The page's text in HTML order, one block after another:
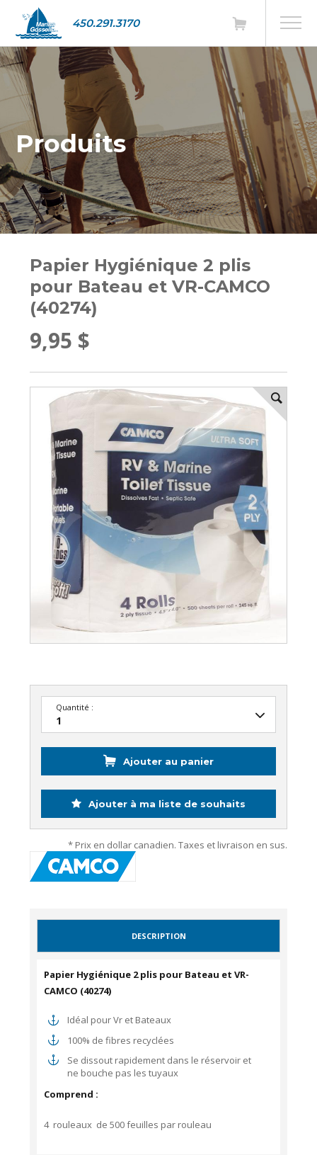
450.291.3170
Produits
Papier Hygiénique 2 plis
pour Bateau et VR-CAMCO
(40274)
9,95 $
Quantité :
Ajouter au panier
Ajouter à ma liste de souhaits
* Prix en dollar canadien. Taxes et livraison en sus.
DESCRIPTION
Papier Hygiénique 2 plis pour Bateau et VR-
CAMCO (40274)
Idéal pour Vr et Bateaux
100% de fibres recyclées
Se dissout rapidement dans le réservoir et
ne bouche pas les tuyaux
Comprend :
4 rouleaux de 500 feuilles par rouleau